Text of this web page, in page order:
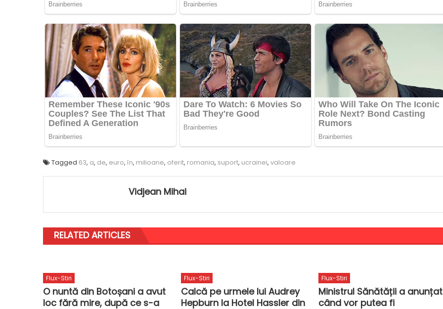
Tagged 63, a, de, euro, în, milioane, oferit, romania, suport, ucrainei, valoare
Vidjean Mihai
RELATED ARTICLES
Flux-Stiri
O nuntă din Botoșani a avut
loc fără mire, după ce s-a
Flux-Stiri
Calcă pe urmele lui Audrey
Hepburn la Hotel Hassler din
Flux-Stiri
Ministrul Sănătății a anunțat
când vor putea fi